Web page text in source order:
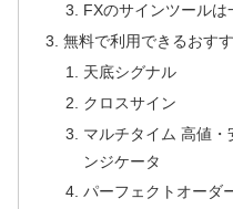
FXのサインツール
無料で利用できるおす
天底シグナル
クロスサイン
マルチタイム 高値
ンジケータ
パーフェクトオーダ